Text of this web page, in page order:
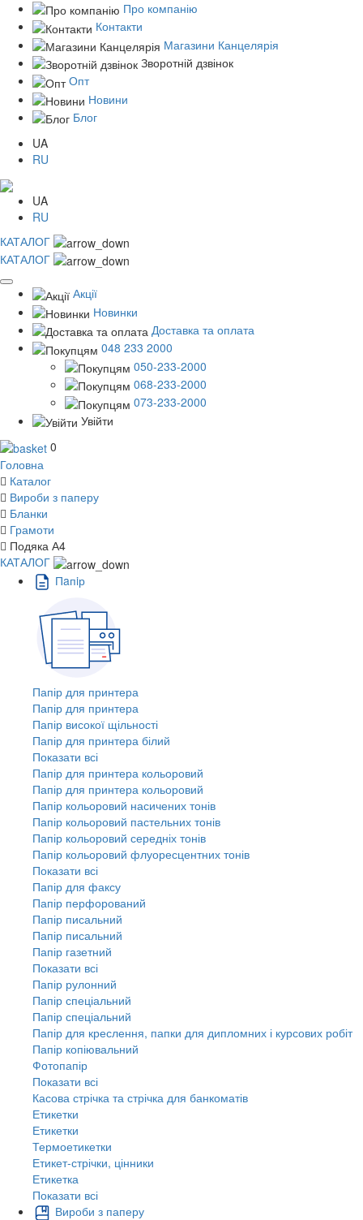
Про компанію
Контакти
Магазини Канцелярія
Зворотній дзвінок
Опт
Новини
Блог
UA
RU
UA
RU
КАТАЛОГ
КАТАЛОГ
Акції
Новинки
Доставка та оплата
048 233 2000
050-233-2000
068-233-2000
073-233-2000
Увійти
0
Головна
Каталог
Вироби з паперу
Бланки
Грамоти
Подяка А4
КАТАЛОГ
Пaпiр
Папір для принтера
Папір для принтера
Папір високої щільності
Папір для принтера білий
Показати всі
Папір для принтера кольоровий
Папір для принтера кольоровий
Папір кольоровий насичених тонів
Папір кольоровий пастельних тонів
Папір кольоровий середніх тонів
Папір кольоровий флуоресцентних тонів
Показати всі
Папір для факсу
Папір перфорований
Папір писальний
Папір писальний
Папір газетний
Показати всі
Папір рулонний
Папір спеціальний
Папір спеціальний
Папір для креслення, папки для дипломних і курсових робіт
Папір копіювальний
Фотопапір
Показати всі
Касова стрічка та стрічка для банкоматів
Етикетки
Етикетки
Термоетикетки
Етикет-стрічки, цінники
Етикетка
Показати всі
Вироби з паперу